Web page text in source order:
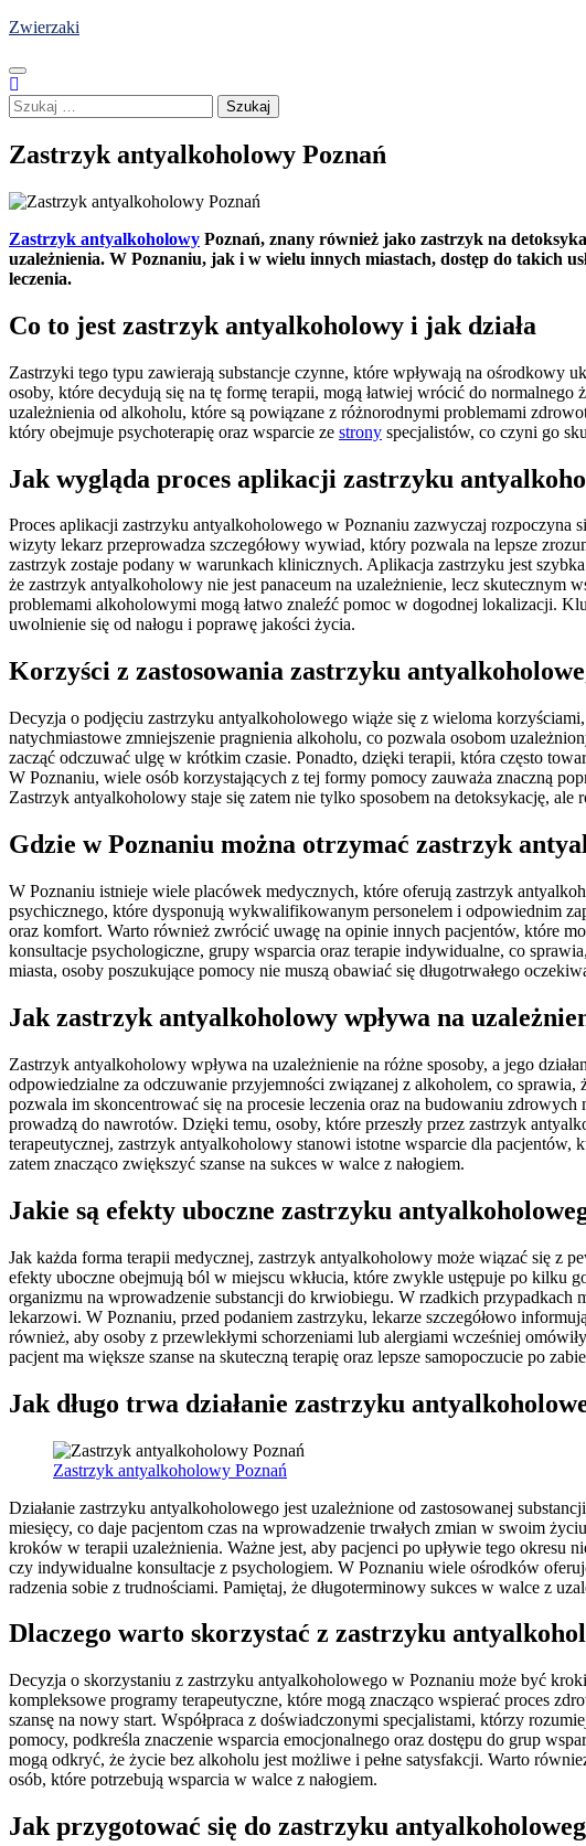
Skip
content
Zwierzaki
Szukaj:
Zastrzyk antyalkoholowy Poznań
Zastrzyk antyalkoholowy Poznań, znany również jako zastrzyk na
uzależnienia. W Poznaniu, jak i w wielu innych miastach, dostęp do takich
leczenia.
Co to jest zastrzyk antyalkoholowy i jak działa
Zastrzyki tego typu zawierają substancje czynne, które wpływają na ośrodkowy
osoby, które decydują się na tę formę terapii, mogą łatwiej wrócić do
uzależnienia od alkoholu, które są powiązane z różnorodnymi problemami
który obejmuje psychoterapię oraz wsparcie ze strony specjalistów, co czyni go
Jak wygląda proces aplikacji zastrzyku
Proces aplikacji zastrzyku antyalkoholowego w Poznaniu zazwyczaj rozpoczyna
wizyty lekarz przeprowadza szczegółowy wywiad, który pozwala na lepsze
zastrzyk zostaje podany w warunkach klinicznych. Aplikacja zastrzyku jest
że zastrzyk antyalkoholowy nie jest panaceum na uzależnienie, lecz skutecznym
problemami alkoholowymi mogą łatwo znaleźć pomoc w dogodnej lokalizacji.
uwolnienie się od nałogu i poprawę jakości życia.
Korzyści z zastosowania zastrzyku
Decyzja o podjęciu zastrzyku antyalkoholowego wiąże się z wieloma
natychmiastowe zmniejszenie pragnienia alkoholu, co pozwala osobom
zacząć odczuwać ulgę w krótkim czasie. Ponadto, dzięki terapii, która często
W Poznaniu, wiele osób korzystających z tej formy pomocy zauważa znaczną
Zastrzyk antyalkoholowy staje się zatem nie tylko sposobem na detoksykację,
Gdzie w Poznaniu można otrzymać zastrzyk
W Poznaniu istnieje wiele placówek medycznych, które oferują zastrzyk
psychicznego, które dysponują wykwalifikowanym personelem i odpowiednim
oraz komfort. Warto również zwrócić uwagę na opinie innych pacjentów, które
konsultacje psychologiczne, grupy wsparcia oraz terapie indywidualne, co
miasta, osoby poszukujące pomocy nie muszą obawiać się długotrwałego
Jak zastrzyk antyalkoholowy wpływa na
Zastrzyk antyalkoholowy wpływa na uzależnienie na różne sposoby, a jego
odpowiedzialne za odczuwanie przyjemności związanej z alkoholem, co
pozwala im skoncentrować się na procesie leczenia oraz na budowaniu
prowadzą do nawrotów. Dzięki temu, osoby, które przeszły przez zastrzyk
terapeutycznej, zastrzyk antyalkoholowy stanowi istotne wsparcie dla
zatem znacząco zwiększyć szanse na sukces w walce z nałogiem.
Jakie są efekty uboczne zastrzyku
Jak każda forma terapii medycznej, zastrzyk antyalkoholowy może wiązać się z
efekty uboczne obejmują ból w miejscu wkłucia, które zwykle ustępuje po kilku
organizmu na wprowadzenie substancji do krwiobiegu. W rzadkich przypadkach
lekarzowi. W Poznaniu, przed podaniem zastrzyku, lekarze szczegółowo
również, aby osoby z przewlekłymi schorzeniami lub alergiami wcześniej
pacjent ma większe szanse na skuteczną terapię oraz lepsze samopoczucie po
Jak długo trwa działanie zastrzyku
Zastrzyk antyalkoholowy Poznań
Działanie zastrzyku antyalkoholowego jest uzależnione od zastosowanej
miesięcy, co daje pacjentom czas na wprowadzenie trwałych zmian w swoim
kroków w terapii uzależnienia. Ważne jest, aby pacjenci po upływie tego okresu
czy indywidualne konsultacje z psychologiem. W Poznaniu wiele ośrodków
radzenia sobie z trudnościami. Pamiętaj, że długoterminowy sukces w walce z
Dlaczego warto skorzystać z zastrzyku
Decyzja o skorzystaniu z zastrzyku antyalkoholowego w Poznaniu może być
kompleksowe programy terapeutyczne, które mogą znacząco wspierać proces
szansę na nowy start. Współpraca z doświadczonymi specjalistami, którzy
pomocy, podkreśla znaczenie wsparcia emocjonalnego oraz dostępu do grup
mogą odkryć, że życie bez alkoholu jest możliwe i pełne satysfakcji. Warto
osób, które potrzebują wsparcia w walce z nałogiem.
Jak przygotować się do zastrzyku